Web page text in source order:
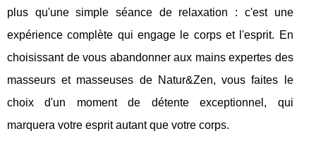
plus qu'une simple séance de relaxation : c'est une
expérience complète qui engage le corps et l'esprit. En
choisissant de vous abandonner aux mains expertes des
masseurs et masseuses de Natur&Zen, vous faites le
choix d'un moment de détente exceptionnel, qui
marquera votre esprit autant que votre corps.